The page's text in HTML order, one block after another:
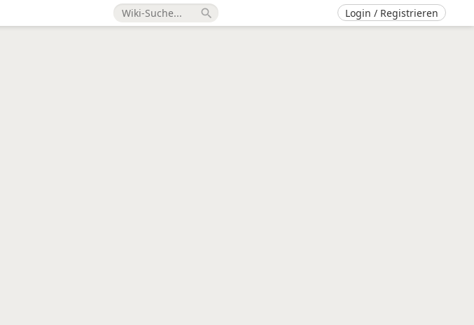
search Login / Registrieren